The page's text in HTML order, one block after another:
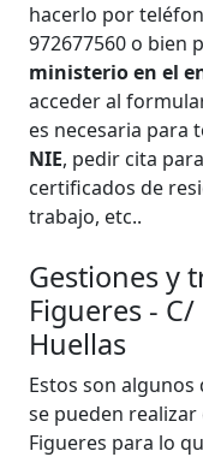
hacerlo por
972677560 o bien
ministerio en el
acceder al
es necesaria para
NIE, pedir cita para
certificados de
trabajo, etc..
Gestiones y
Figueres -
Huellas
Estos son
se pueden
Figueres para lo